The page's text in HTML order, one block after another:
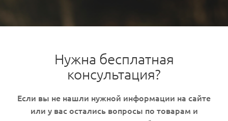
Нужна бесплатная
консультация?